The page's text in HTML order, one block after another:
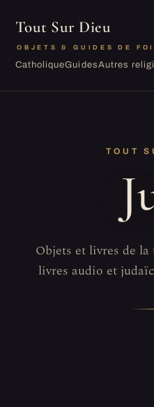
Tout Sur Dieu
OBJETS & GUIDES DE FOI
CatholiqueGuidesAutres
TOUT
Objets et livres de
livres audio et